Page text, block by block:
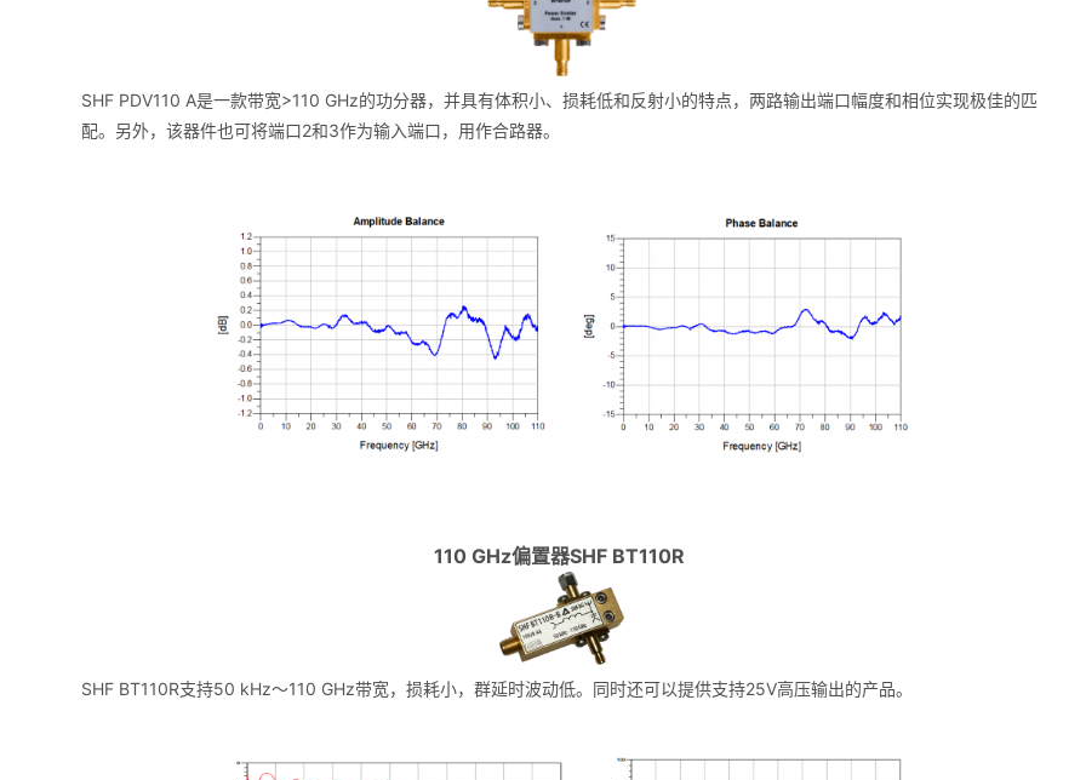
SHF PDV110 A是一款带宽>110 GHz的功分器，并具有体积小、损耗低和反射小的特点，两路输出端口幅度和相位实现极佳的匹
配。另外，该器件也可将端口2和3作为输入端口，用作合路器。
110 GHz偏置器SHF BT110R
SHF BT110R支持50 kHz～110 GHz带宽，损耗小，群延时波动低。同时还可以提供支持25V高压输出的产品。